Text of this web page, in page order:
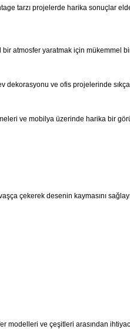
tarzı projelerde harika sonuçlar
atmosfer yaratmak için mükemmel
dekorasyonu ve ofis projelerinde sıkça
ve mobilya üzerinde harika bir
çekerek desenin kaymasını
modelleri ve çeşitleri arasından